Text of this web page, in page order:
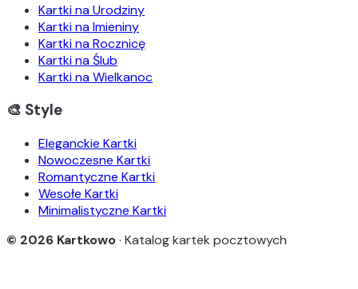
Kartki na Urodziny
Kartki na Imieniny
Kartki na Rocznicę
Kartki na Ślub
Kartki na Wielkanoc
🎨 Style
Eleganckie Kartki
Nowoczesne Kartki
Romantyczne Kartki
Wesołe Kartki
Minimalistyczne Kartki
© 2026 Kartkowo· Katalog kartek pocztowych